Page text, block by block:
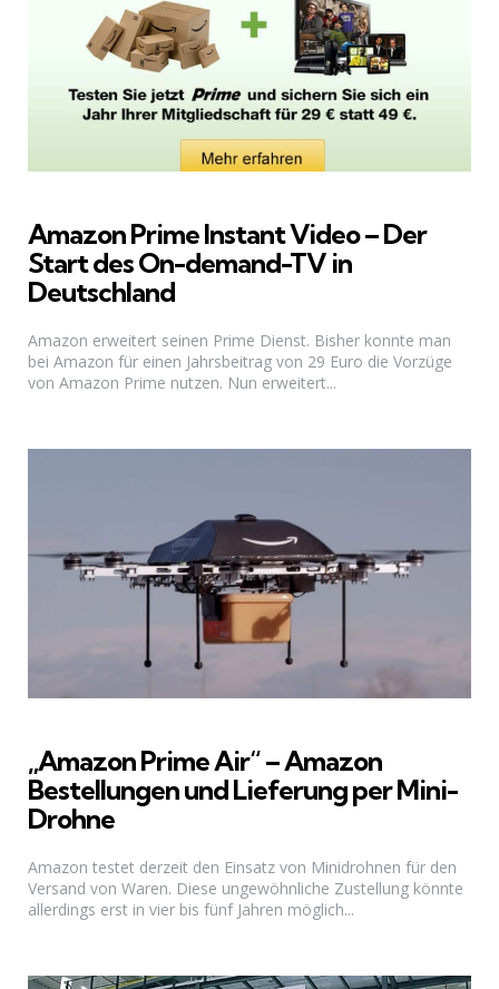
Amazon Prime Instant Video – Der
Start des On-demand-TV in
Deutschland
Amazon erweitert seinen Prime Dienst. Bisher konnte man
bei Amazon für einen Jahrsbeitrag von 29 Euro die Vorzüge
von Amazon Prime nutzen. Nun erweitert...
„Amazon Prime Air“ – Amazon
Bestellungen und Lieferung per Mini-
Drohne
Amazon testet derzeit den Einsatz von Minidrohnen für den
Versand von Waren. Diese ungewöhnliche Zustellung könnte
allerdings erst in vier bis fünf Jahren möglich...